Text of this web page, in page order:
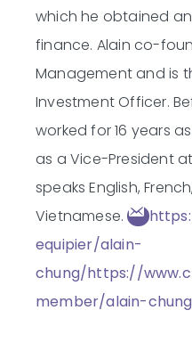
which he obtained
finance. Alain co-
Management and is
Investment Officer.
worked for 16 years
as a Vice-President
speaks English,
Vietnamese.
equipier/alain-
chung/https://
member/alain-